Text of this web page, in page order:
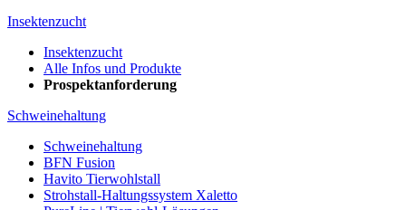
Insektenzucht
Insektenzucht
Alle Infos und Produkte
Prospektanforderung
Schweinehaltung
Schweinehaltung
BFN Fusion
Havito Tierwohlstall
Strohstall-Haltungssystem Xaletto